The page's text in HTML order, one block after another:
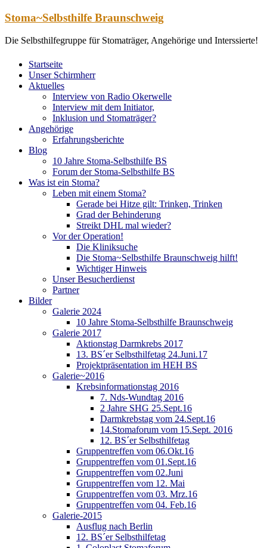
Zum
springen
Stoma~Selbsthilfe Braunschweig
Die Selbsthilfegruppe für Stomaträger, Angehörige und Interssierte!
Startseite
Unser Schirmherr
Aktuelles
Interview von Radio Okerwelle
Interview mit dem Initiator,
Inklusion und Stomaträger?
Angehörige
Erfahrungsberichte
Blog
10 Jahre Stoma-Selbsthilfe BS
Forum der Stoma-Selbsthilfe BS
Was ist ein Stoma?
Leben mit einem Stoma?
Gerade bei Hitze gilt: Trinken, Trinken
Grad der Behinderung
Streikt DHL mal wieder?
Vor der Operation!
Die Kliniksuche
Die Stoma~Selbsthilfe Braunschweig hilft!
Wichtiger Hinweis
Unser Besucherdienst
Partner
Bilder
Galerie 2024
10 Jahre Stoma-Selbsthilfe Braunschweig
Galerie 2017
Aktionstag Darmkrebs 2017
13. BS´er Selbsthilfetag 24.Juni.17
Projektpräsentation im HEH BS
Galerie~2016
Krebsinformationstag 2016
7. Nds-Wundtag 2016
2 Jahre SHG 25.Sept.16
Darmkrebstag vom 24.Sept.16
14.Stomaforum vom 15.Sept. 2016
12. BS´er Selbsthilfetag
Gruppentreffen vom 06.Okt.16
Gruppentreffen vom 01.Sept.16
Gruppentreffen vom 02.Juni
Gruppentreffen vom 12. Mai
Gruppentreffen vom 03. Mrz.16
Gruppentreffen vom 04. Feb.16
Galerie-2015
Ausflug nach Berlin
12. BS´er Selbsthilfetag